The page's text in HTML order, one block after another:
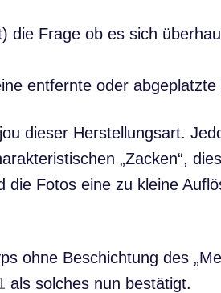
die Frage ob es sich
entfernte oder abgeplatzte
dieser Herstellungsart.
„Zacken“,
Fotos eine zu kleine
ohne Beschichtung des
als solches nun bestätigt.